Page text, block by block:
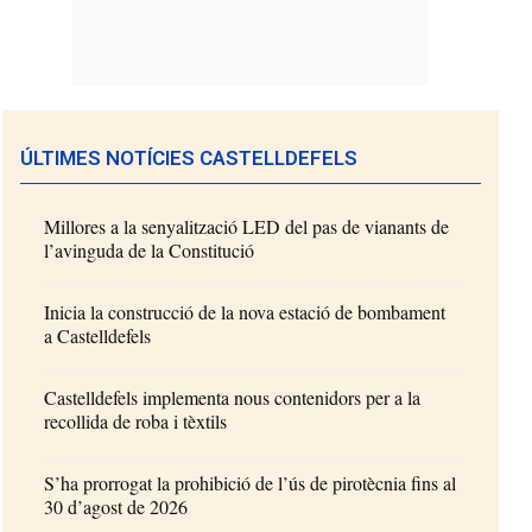
ÚLTIMES NOTÍCIES CASTELLDEFELS
Millores a la senyalització LED del pas de vianants de
l’avinguda de la Constitució
Inicia la construcció de la nova estació de bombament
a Castelldefels
Castelldefels implementa nous contenidors per a la
recollida de roba i tèxtils
S’ha prorrogat la prohibició de l’ús de pirotècnia fins al
30 d’agost de 2026